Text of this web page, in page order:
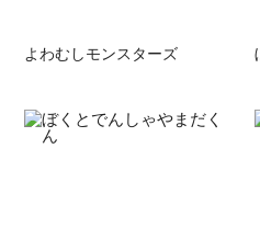
よわむしモンスターズ